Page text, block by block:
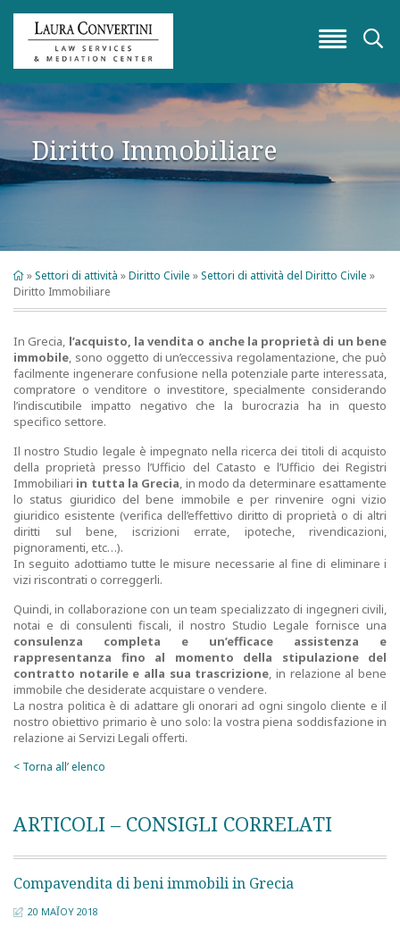
󰁖
Diritto Immobiliare
»Settori di attività »Diritto Civile »Settori di attività del Diritto Civile »
Diritto Immobiliare
In Grecia, l’acquisto, la vendita o anche la proprietà di un bene
immobile, sono oggetto di un’eccessiva regolamentazione, che può
facilmente ingenerare confusione nella potenziale parte interessata,
compratore o venditore o investitore, specialmente considerando
l’indiscutibile impatto negativo che la burocrazia ha in questo
specifico settore.
Il nostro Studio legale è impegnato nella ricerca dei titoli di acquisto
della proprietà presso l’Ufficio del Catasto e l’Ufficio dei Registri
Immobiliari in tutta la Grecia, in modo da determinare esattamente
lo status giuridico del bene immobile e per rinvenire ogni vizio
giuridico esistente (verifica dell’effettivo diritto di proprietà o di altri
diritti sul bene, iscrizioni errate, ipoteche, rivendicazioni,
pignoramenti, etc…).
In seguito adottiamo tutte le misure necessarie al fine di eliminare i
vizi riscontrati o correggerli.
Quindi, in collaborazione con un team specializzato di ingegneri civili,
notai e di consulenti fiscali, il nostro Studio Legale fornisce una
consulenza completa e un’efficace assistenza e
rappresentanza
fino al momento della stipulazione del
contratto notarile e alla sua trascrizione, in relazione al bene
immobile che desiderate acquistare o vendere.
La nostra politica è di adattare gli onorari ad ogni singolo cliente e il
nostro obiettivo primario è uno solo: la vostra piena soddisfazione in
relazione ai Servizi Legali offerti.
< Torna all’ elenco
ARTICOLI – CONSIGLI CORRELATI
Compavendita di beni immobili in Grecia
20 ΜΑΪ́ΟΥ 2018